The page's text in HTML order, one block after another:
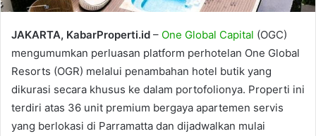
JAKARTA, KabarProperti.id – One Global Capital (OGC)
mengumumkan perluasan platform perhotelan One Global
Resorts (OGR) melalui penambahan hotel butik yang
dikurasi secara khusus ke dalam portofolionya. Properti ini
terdiri atas 36 unit premium bergaya apartemen servis
yang berlokasi di Parramatta dan dijadwalkan mulai